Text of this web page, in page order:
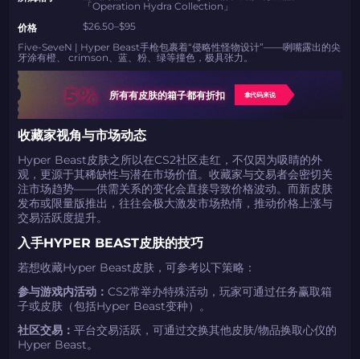
2024LONG
如何使用促销代码
复制到剪贴板
带上你的促销代码
带上你的促销代码
「Operation Hydra Collection」
价格
$26.50–$95
Five-SeveN | Hyper Beast手枪包裹着“侵略性怪物设计”——咧嘴露出的尖
牙涂有橙、 crimson、蓝、粉、绿等撞色，极具张力。
5% 所有有皮肤的箱子都有折扣 拿代码来说
收藏家视角与市场动态
Hyper Beast皮肤之所以在CS2社区走红，不仅因为吸睛的外
观，更源于其稀缺性与潜在市场价值。收藏家与交易者会密切关
注市场趋势——供需关系的变化会直接导致价格波动。而新皮肤
发布或限量版推出，往往会极大激发市场热情，推动价格上涨与
交易活跃度提升。
入手HYPER BEAST皮肤的技巧
若想收藏Hyper Beast皮肤，可参考以下策略：
参与游戏内活动： CS2常举办特殊活动，玩家可通过任务赢取箱
子或皮肤（包括Hyper Beast变种）。
社区交易： 平台交易活跃，可通过交换其他皮肤/物品换取心仪的
Hyper Beast。